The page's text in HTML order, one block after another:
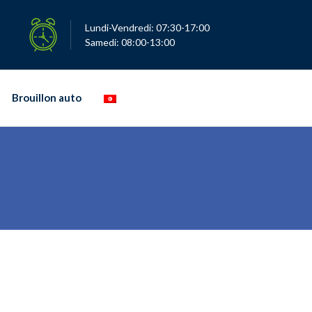
Lundi-Vendredi: 07:30-17:00
Samedi: 08:00-13:00
Brouillon auto